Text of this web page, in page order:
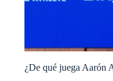
¿De qué juega Aarón